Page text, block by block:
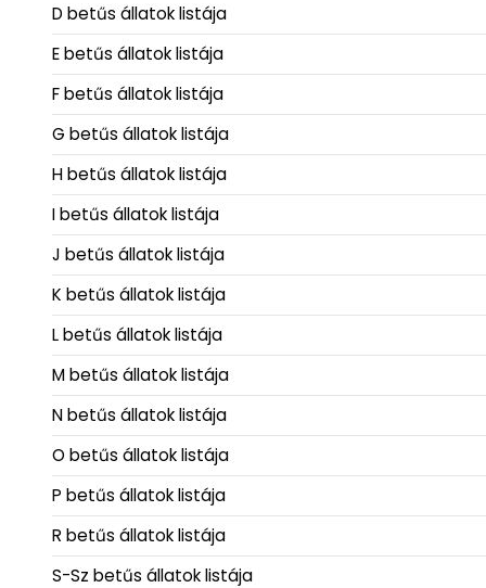
D betűs állatok listája
E betűs állatok listája
F betűs állatok listája
G betűs állatok listája
H betűs állatok listája
I betűs állatok listája
J betűs állatok listája
K betűs állatok listája
L betűs állatok listája
M betűs állatok listája
N betűs állatok listája
O betűs állatok listája
P betűs állatok listája
R betűs állatok listája
S-Sz betűs állatok listája